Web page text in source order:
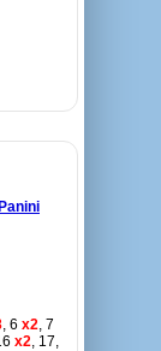
, 6 x2, 7
x2, 17,